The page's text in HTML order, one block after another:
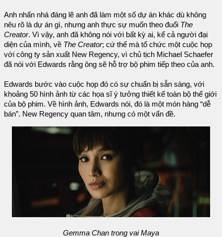
Anh nhấn nhá đáng lẽ anh đã làm một số dự án khác dù không
nêu rõ là dự án gì, nhưng anh thực sự muốn theo đuổi The
Creator. Vì vậy, anh đã không nói với bất kỳ ai, kể cả người đại
diện của mình, về The Creator; cứ thế mà tổ chức một cuộc họp
với công ty sản xuất New Regency, vì chủ tịch Michael Schaefer
đã nói với Edwards rằng ông sẽ hỗ trợ bộ phim tiếp theo của anh.
Edwards bước vào cuộc họp đó có sự chuẩn bị sẵn sàng, với
khoảng 50 hình ảnh từ các họa sĩ ý tưởng thiết kế toàn bộ thế giới
của bộ phim. Về hình ảnh, Edwards nói, đó là một món hàng “dễ
bán”. New Regency quan tâm, nhưng có một vấn đề.
Gemma Chan trong vai Maya